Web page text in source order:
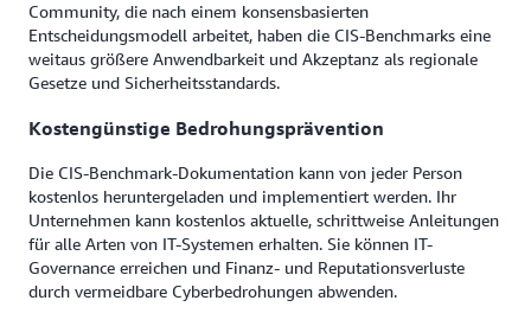
Community, die nach einem konsensbasierten
Entscheidungsmodell arbeitet, haben die CIS-Benchmarks eine
weitaus größere Anwendbarkeit und Akzeptanz als regionale
Gesetze und Sicherheitsstandards.
Kostengünstige Bedrohungsprävention
Die CIS-Benchmark-Dokumentation kann von jeder Person
kostenlos heruntergeladen und implementiert werden. Ihr
Unternehmen kann kostenlos aktuelle, schrittweise Anleitungen
für alle Arten von IT-Systemen erhalten. Sie können IT-
Governance erreichen und Finanz- und Reputationsverluste
durch vermeidbare Cyberbedrohungen abwenden.